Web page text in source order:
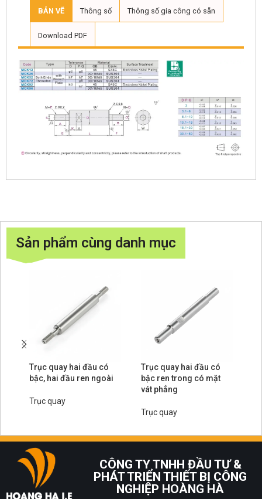
BẢN VẼ Thông số Thông số gia công có sẵn
Download PDF
Sản phẩm cùng danh mục
Trục quay hai đầu có
bậc, hai đầu ren ngoài
Trục quay
Trục quay hai đầu có
bậc ren trong có mặt
vát phẳng
Trục quay
CÔNG TY TNHH ĐẦU TƯ &
PHÁT TRIỂN THIẾT BỊ CÔNG
NGHIỆP HOÀNG HÀ